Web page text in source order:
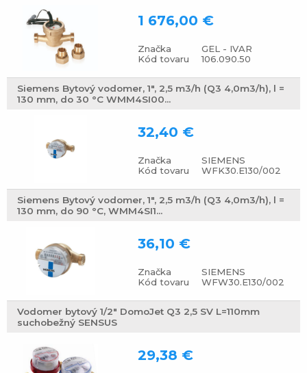
Značka
GEL - IVAR
Kód tovaru
106.090.50
1 676,00 €
Siemens Bytový vodomer, 1", 2,5 m3/h (Q3 4,0m3/h), l =
130 mm, do 30 °C WMM4SI00...
Značka
SIEMENS
Kód tovaru
WFK30.E130/002
32,40 €
Siemens Bytový vodomer, 1", 2,5 m3/h (Q3 4,0m3/h), l =
130 mm, do 90 °C, WMM4SI1...
Značka
SIEMENS
Kód tovaru
WFW30.E130/002
36,10 €
Vodomer bytový 1/2" DomoJet Q3 2,5 SV L=110mm
suchobežný SENSUS
29,38 €